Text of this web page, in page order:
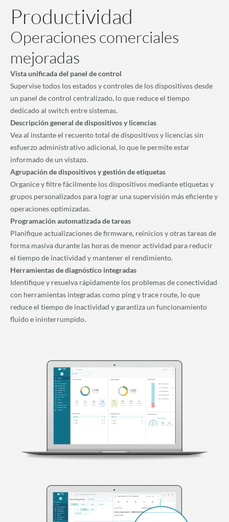
Productividad
Operaciones comerciales
mejoradas
Vista unificada del panel de control
Supervise todos los estados y controles de los dispositivos desde
un panel de control centralizado, lo que reduce el tiempo
dedicado al switch entre sistemas.
Descripción general de dispositivos y licencias
Vea al instante el recuento total de dispositivos y licencias sin
esfuerzo administrativo adicional, lo que le permite estar
informado de un vistazo.
Agrupación de dispositivos y gestión de etiquetas
Organice y filtre fácilmente los dispositivos mediante etiquetas y
grupos personalizados para lograr una supervisión más eficiente y
operaciones optimizadas.
Programación automatizada de tareas
Planifique actualizaciones de firmware, reinicios y otras tareas de
forma masiva durante las horas de menor actividad para reducir
el tiempo de inactividad y mantener el rendimiento.
Herramientas de diagnóstico integradas
Identifique y resuelva rápidamente los problemas de conectividad
con herramientas integradas como ping y trace route, lo que
reduce el tiempo de inactividad y garantiza un funcionamiento
fluido e ininterrumpido.